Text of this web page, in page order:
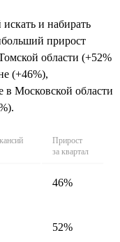
и набирать
прирост
области (+52%
(+46%),
в Московской области
Прирост
за квартал
46%
52%